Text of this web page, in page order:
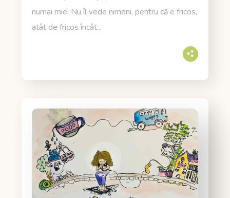
numai mie. Nu îl vede nimeni, pentru că e fricos,
atât de fricos încât...